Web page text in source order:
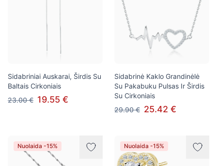
Sidabriniai Auskarai, Širdis Su
Baltais Cirkoniais
23.00 € 19.55 €
Sidabrinė Kaklo Grandinėlė
Su Pakabuku Pulsas Ir Širdis
Su Cirkoniais
29.90 € 25.42 €
Nuolaida -15% Nuolaida -15%